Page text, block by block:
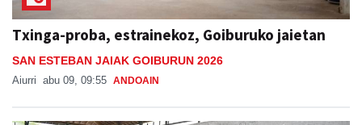
Txinga-proba, estrainekoz, Goiburuko jaietan
SAN ESTEBAN JAIAK GOIBURUN 2026
Aiurri abu 09, 09:55 ANDOAIN